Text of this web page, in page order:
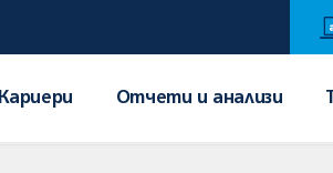
Кариери Отчети и анализи